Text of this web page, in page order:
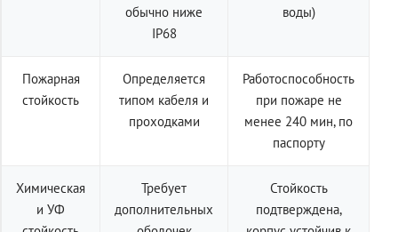
обычно ниже
IP68
воды)
Пожарная
стойкость
Определяется
типом кабеля и
проходками
Работоспособность
при пожаре не
менее 240 мин, по
паспорту
Химическая
и УФ
Требует
дополнительных
Стойкость
подтверждена,